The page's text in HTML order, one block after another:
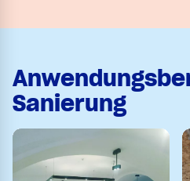
Sanierung